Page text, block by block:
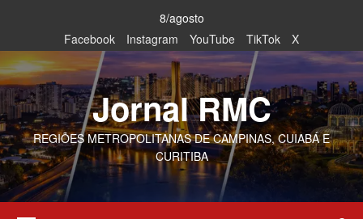
content
8/agosto
Facebook
Instagram YouTube TikTok X
Jornal RMC
REGIÕES METROPOLITANAS DE CAMPINAS, CUIABÁ E
CURITIBA